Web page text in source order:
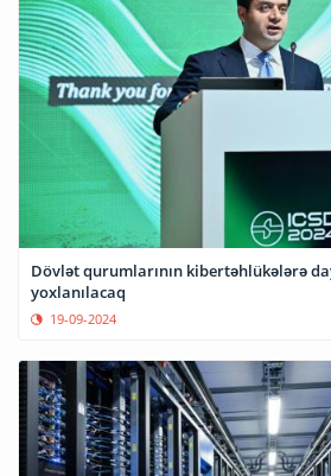
Dövlət qurumlarının kibertəhlükələrə
yoxlanılacaq
19-09-2024